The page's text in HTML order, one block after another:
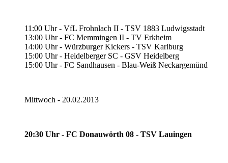
11:00 Uhr - VfL Frohnlach II - TSV 1883 Ludwigsstadt
13:00 Uhr - FC Memmingen II - TV Erkheim
14:00 Uhr - Würzburger Kickers - TSV Karlburg
15:00 Uhr - Heidelberger SC - GSV Heidelberg
15:00 Uhr - FC Sandhausen - Blau-Weiß Neckargemünd
Mittwoch - 20.02.2013
20:30 Uhr - FC Donauwörth 08 - TSV Lauingen